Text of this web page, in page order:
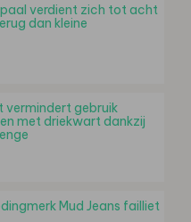
verdient zich tot acht
dan kleine
vermindert gebruik
met driekwart dankzij
Mud Jeans failliet